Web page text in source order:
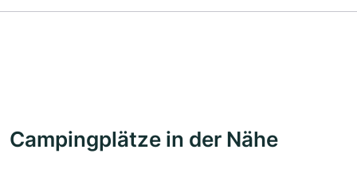
Campingplätze in der Nähe